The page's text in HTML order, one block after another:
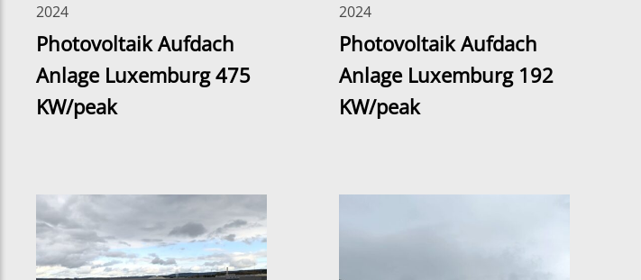
2024
Photovoltaik Aufdach
Anlage Luxemburg 475
KW/peak
2024
Photovoltaik Aufdach
Anlage Luxemburg 192
KW/peak